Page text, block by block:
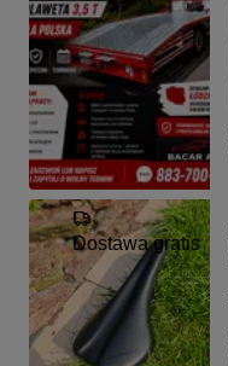
Dostawa gratis